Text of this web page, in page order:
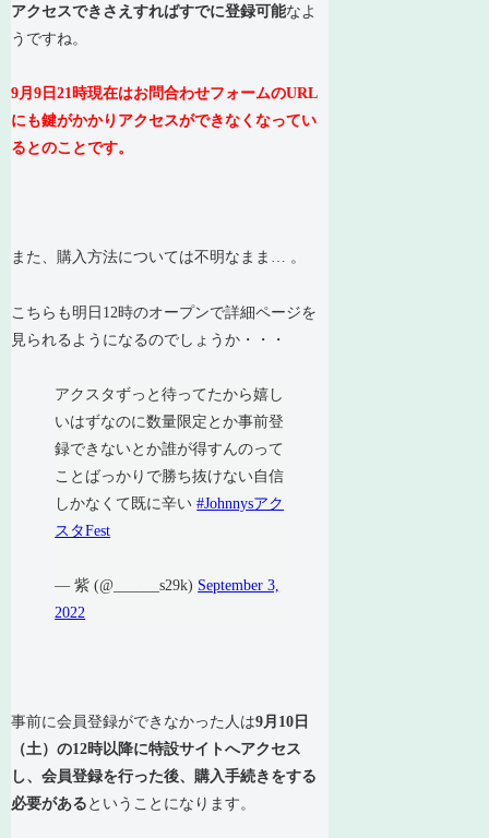
アクセスできさえすればすでに登録可能なよ
うですね。
9月9日21時現在はお問合わせフォームのURL
にも鍵がかかりアクセスができなくなってい
るとのことです。
また、購入方法については不明なまま… 。
こちらも明日12時のオープンで詳細ページを
見られるようになるのでしょうか・・・
アクスタずっと待ってたから嬉し
いはずなのに数量限定とか事前登
録できないとか誰が得すんのって
ことばっかりで勝ち抜けない自信
しかなくて既に辛い#Johnnysアク
スタFest
— 紫 (@______s29k) September 3,
2022
事前に会員登録ができなかった人は9月10日
（土）の12時以降に特設サイトへアクセス
し、会員登録を行った後、購入手続きをする
必要がある ということになります。